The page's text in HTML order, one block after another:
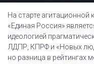
На старте
«Единая Россия»
идеологией
ЛДПР, КПРФ и «Новых
но разница в рейтингах